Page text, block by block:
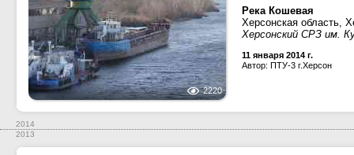
2220
Река Кошевая
Херсонская область,
Херсонский СРЗ им.
11 января 2014 г.
Автор: ПТУ-3 г.Херсон
2014
2013